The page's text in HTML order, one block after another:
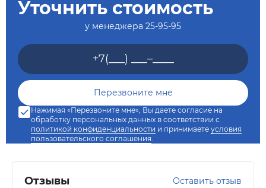
Уточнить стоимость
у менеджера 25-95-95
Нажимая «Перезвоните мне», Вы даете согласие на
обработку персональных данных в соответствии с
политикой конфиденциальности и принимаете условия
пользовательского соглашения.
Отзывы Оставить отзыв